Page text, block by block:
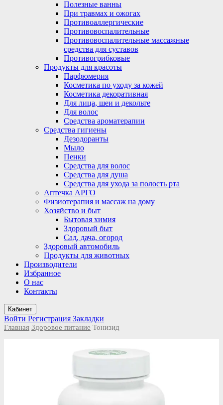
Полезные ванны
При травмах и ожогах
Противоаллергические
Противовоспалительные
Противовоспалительные массажные
средства для суставов
Противогрибковые
Продукты для красоты
Парфюмерия
Косметика по уходу за кожей
Косметика декоративная
Для лица, шеи и декольте
Для волос
Средства ароматерапии
Средства гигиены
Дезодоранты
Мыло
Пенки
Средства для волос
Средства для душа
Средства для ухода за полость рта
Аптечка АРГО
Физиотерапия и массаж на дому
Хозяйство и быт
Бытовая химия
Здоровый быт
Сад, дача, огород
Здоровый автомобиль
Продукты для животных
Производители
Избранное
О нас
Контакты
Кабинет
Войти Регистрация Закладки
Главная Здоровое питание Тонизид